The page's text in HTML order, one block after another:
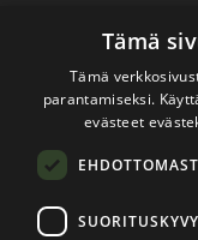
Tärkeitä linkkejä
Rekisteri- ja
Jälleenmyyjät
Tämä
Tämä
parantamiseksi.
evästeet